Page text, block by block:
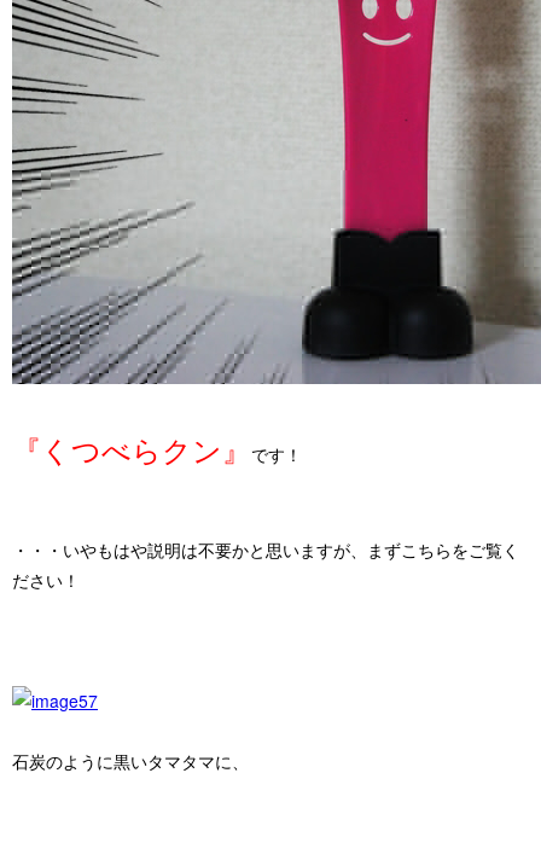
『くつべらクン』 です！
・・・いやもはや説明は不要かと思いますが、まずこちらをご覧く
ださい！
石炭のように黒いタマタマに、